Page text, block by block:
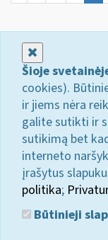
Šioje
cookies).
ir jiems nėra
galite sutikti ir
sutikimą bet
interneto
įrašytus
politika;
Būtinieji